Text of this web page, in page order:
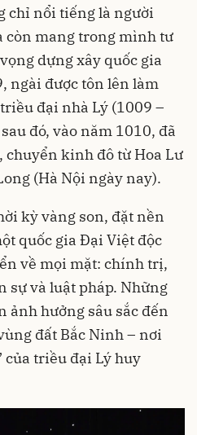
chỉ nổi tiếng là người
còn mang trong mình tư
dựng xây quốc gia
ngài được tôn lên làm
đại nhà Lý (1009 –
đó, vào năm 1010, đã
chuyển kinh đô từ Hoa Lư
(Hà Nội ngày nay).
kỳ vàng son, đặt nền
quốc gia Đại Việt độc
về mọi mặt: chính trị,
sự và luật pháp. Những
ảnh hưởng sâu sắc đến
đất Bắc Ninh – nơi
của triều đại Lý huy